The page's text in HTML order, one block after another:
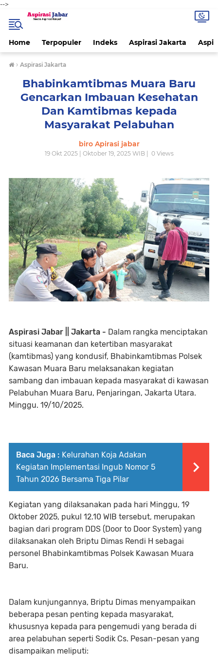
-->
Home Terpopuler Indeks Aspirasi Jakarta
› Aspirasi Jakarta
Bhabinkamtibmas Muara Baru
Gencarkan Imbauan Kesehatan
Dan Kamtibmas kepada
Masyarakat Pelabuhan
biro Apirasi jabar
19 Okt 2025 | Oktober 19, 2025 WIB | 0Views
Aspirasi Jabar || Jakarta - Dalam rangka menciptakan
situasi keamanan dan ketertiban masyarakat
(kamtibmas) yang kondusif, Bhabinkamtibmas Polsek
Kawasan Muara Baru melaksanakan kegiatan
sambang dan imbauan kepada masyarakat di kawasan
Pelabuhan Muara Baru, Penjaringan, Jakarta Utara.
Minggu. 19/10/2025.
Baca Juga : Kelurahan Koja Adakan
Kegiatan Implementasi Ingub Nomor 5
Tahun 2026 Bersama Tiga Pilar
Kegiatan yang dilaksanakan pada hari Minggu, 19
Oktober 2025, pukul 12.10 WIB tersebut, merupakan
bagian dari program DDS (Door to Door System) yang
dilaksanakan oleh Briptu Dimas Rendi H sebagai
personel Bhabinkamtibmas Polsek Kawasan Muara
Baru.
Dalam kunjungannya, Briptu Dimas menyampaikan
beberapa pesan penting kepada masyarakat,
khususnya kepada para pengemudi yang berada di
area pelabuhan seperti Sodik Cs. Pesan-pesan yang
disampaikan meliputi: